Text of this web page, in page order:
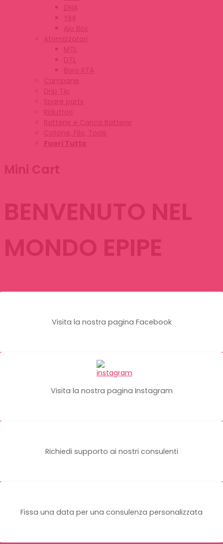
DNA
YIHI
Aio Box
Atomizzatori
MTL
DTL
Boro RTA
Campane
Drip Tip
Spare parts
Riduttori
Batterie e Carica Batterie
Cotone, Filo, Tools
Fuori Tutto
Mini Cart
BENVENUTO NEL
MONDO EPIPE
Visita la nostra pagina Facebook
Visita la nostra pagina Instagram
Richiedi supporto ai nostri consulenti
Fissa una data per una consulenza personalizzata